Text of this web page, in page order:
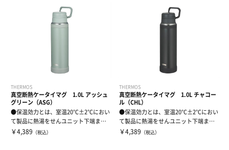
THERMOS
真空断熱ケータイマグ 1.0L アッシュ
グリーン（ASG）
●保温効力とは、室温20℃±2℃におい
て製品に熱湯をせんユニット下端まで
満たし、...
￥4,389 （税込）
THERMOS
真空断熱ケータイマグ 1.0L チャコー
ル（CHL）
●保温効力とは、室温20℃±2℃におい
て製品に熱湯をせんユニット下端まで
満たし、...
￥4,389 （税込）